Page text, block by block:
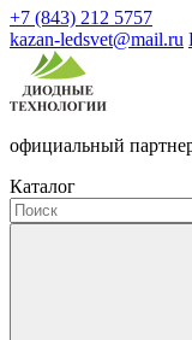
+7 (843) 212 5757
kazan-ledsvet@mail.ru
официальный
Каталог